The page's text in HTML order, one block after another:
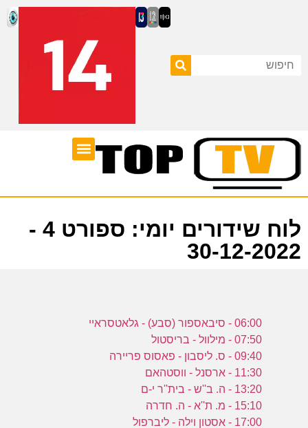
לוח שידורים יומי: ספורט 4 -
30-12-2022
06:00 - סיבאספור (סבע) - גלאטסראיי
07:50 - מילוול - בריסטול
09:40 - ס. ליסבון - פאסוס פריירה
11:30 - ארסנל - ווסטהאם
13:20 - ה. ב''ש - בית''ר י-ם
15:10 - מ. ת''א - ה. חדרה
17:00 - אסטון וילה - ליברפול